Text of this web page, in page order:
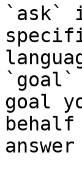
`ask`
`goal`
goal